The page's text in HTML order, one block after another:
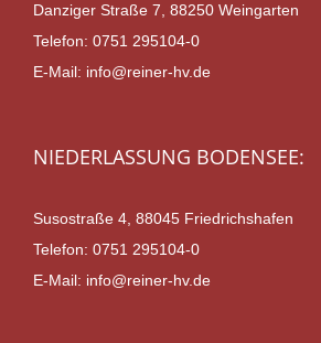
Danziger Straße 7, 88250 Weingarten
Telefon: 0751 295104-0
E-Mail: info@reiner-hv.de
NIEDERLASSUNG BODENSEE:
Susostraße 4, 88045 Friedrichshafen
Telefon: 0751 295104-0
E-Mail: info@reiner-hv.de